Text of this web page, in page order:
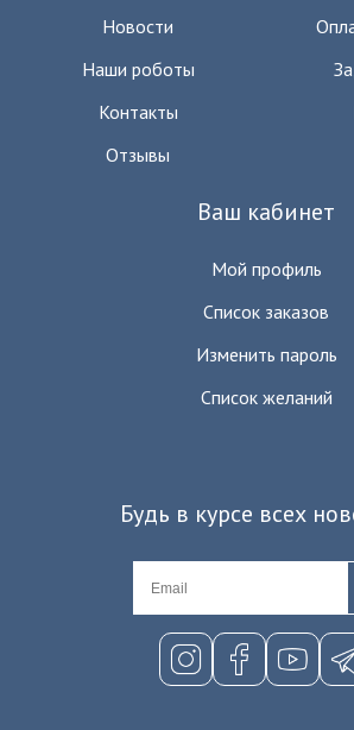
Новости
Наши роботы
Контакты
Отзывы
Ваш кабинет
Мой профиль
Список заказов
Изменить пароль
Список желаний
Будь в курсе всех